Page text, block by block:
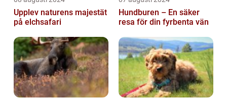
Upplev naturens majestät
på elchsafari
Hundburen – En säker
resa för din fyrbenta vän